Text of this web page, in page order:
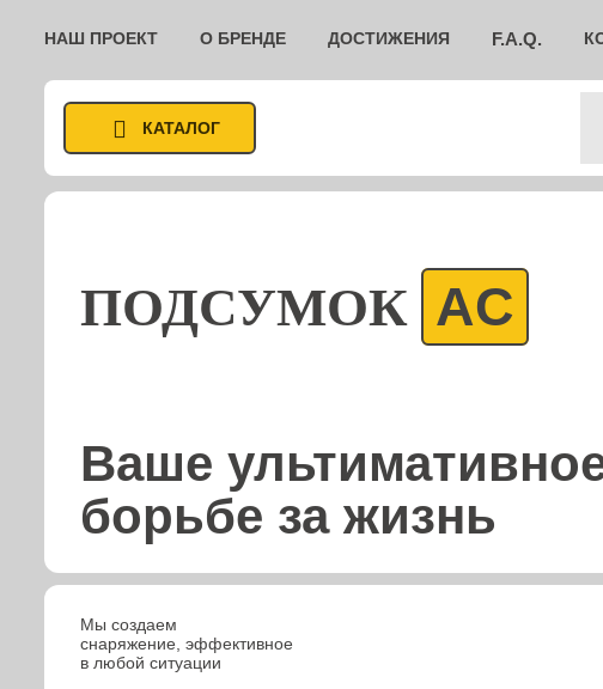
НАШ ПРОЕКТ О БРЕНДЕ ДОСТИЖЕНИЯ F.A.Q.
КАТАЛОГ
ПОДСУМОК AC
Ваше
борьбе за жизнь
Мы создаем
снаряжение, эффективное
в любой ситуации